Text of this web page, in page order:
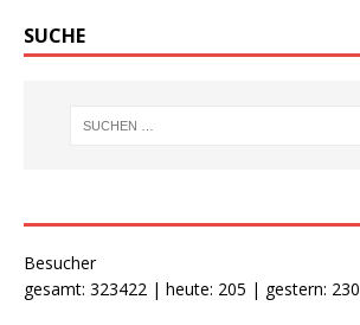
SUCHE
Besucher
gesamt: 323422 | heute: 205 | gestern: 230